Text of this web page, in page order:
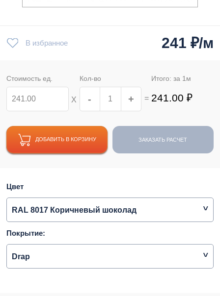
В избранное 241 ₽/м
Стоимость ед.
Х
Кол-во
- + =
Итого: за 1 м
241.00 ₽
ДОБАВИТЬ В КОРЗИНУ ЗАКАЗАТЬ РАСЧЕТ
Цвет
RAL 8017 Коричневый шоколад
Покрытие:
Drap